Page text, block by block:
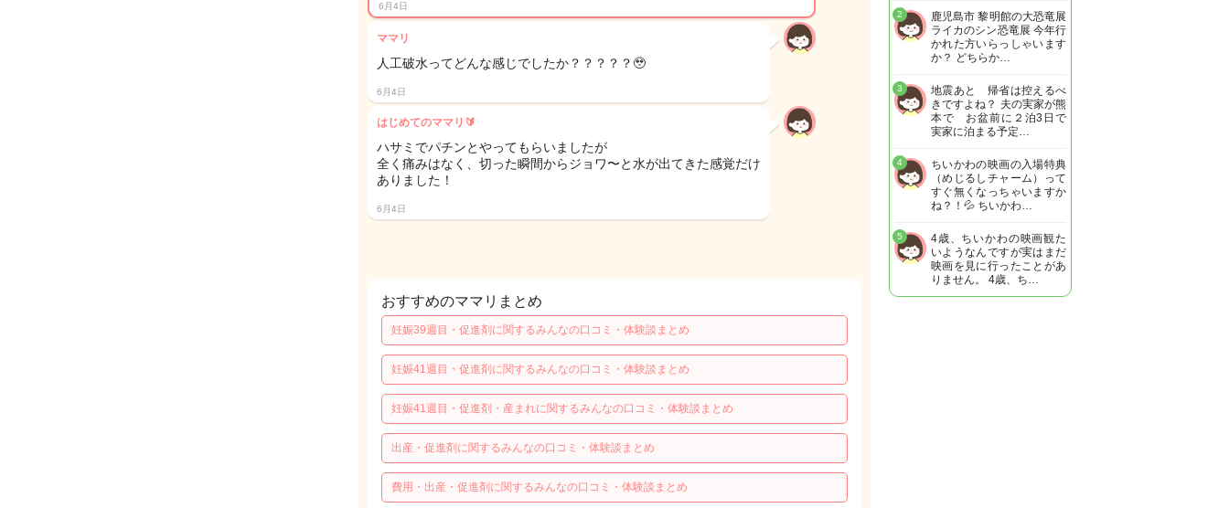
6月4日
ママリ
人工破水ってどんな感じでしたか？？？？？🥹
6月4日
はじめてのママリ🔰
ハサミでパチンとやってもらいましたが
全く痛みはなく、切った瞬間からジョワ〜と水が出てきた感覚だけ
ありました！
6月4日
おすすめのママリまとめ
妊娠39週目・促進剤に関するみんなの口コミ・体験談まとめ
妊娠41週目・促進剤に関するみんなの口コミ・体験談まとめ
妊娠41週目・促進剤・産まれに関するみんなの口コミ・体験談まとめ
出産・促進剤に関するみんなの口コミ・体験談まとめ
費用・出産・促進剤に関するみんなの口コミ・体験談まとめ
鹿児島市 黎明館の大恐竜展
ライカのシン恐竜展 今年行
かれた方いらっしゃいます
か？ どちらか…
2
地震あと 帰省は控えるべ
きですよね？ 夫の実家が熊
本で お盆前に２泊3日で
実家に泊まる予定…
3
ちいかわの映画の入場特典
（めじるしチャーム）って
すぐ無くなっちゃいますか
ね？！💦 ちいかわ…
4
4歳、ちいかわの映画観た
いようなんですが実はまだ
映画を見に行ったことがあ
りません。 4歳、ち…
5